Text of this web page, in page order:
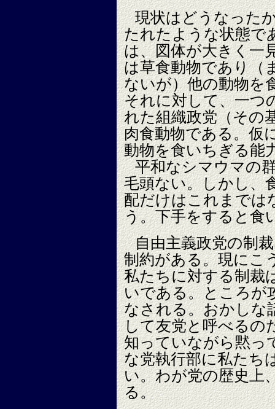
現状はどうなった
たれたような状態で
は、図体が大きく一
は草食動物であり（
ないが）他の動物を
それに対して、一つ
れた組織政党（その
肉食動物である。仮
動物を食いちぎる能
平和なシマウマの
毛頭ない。しかし、
配だけはこれまでは
う。下手をすると食
自由主義政党の制
制約がある。現にこ
私たちに対する制裁
いである。ところが
なされる。おかしな
して友党と呼べるの
知っていながら黙っ
な党執行部に私たち
い。わが党の歴史上
る。